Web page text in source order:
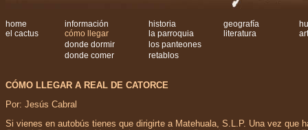
home información historia geografía
el cactus
cómo llegar la parroquia literatura
donde dormir
los panteones
donde comer
retablos
CÓMO LLEGAR A REAL DE CATORCE
Por: Jesús Cabral
Si vienes en autobús tienes que dirigirte a Matehuala, S.L.P. Una vez que